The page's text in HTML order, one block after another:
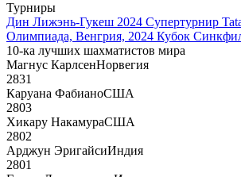
Турниры
Дин Лижэнь-Гукеш 2024 Супертурнир
Олимпиада, Венгрия, 2024 Кубок
10-ка лучших шахматистов мира
Магнус КарлсенНорвегия
2831
Каруана ФабианоСША
2803
Хикару НакамураСША
2802
Арджун ЭригайсиИндия
2801